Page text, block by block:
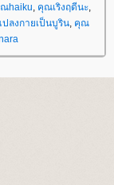
haiku, คุณเริงฤดีนะ,
ลงกายเป็นบูริน, คุณ